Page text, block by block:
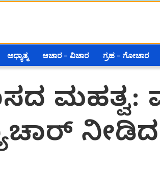
ಅಧ್ಯಾತ್ಮ ಆಚಾರ – ವಿಚಾರ ಗ್ರಹ – ಗೋಚಾರ
ಮಹತ್ವ: